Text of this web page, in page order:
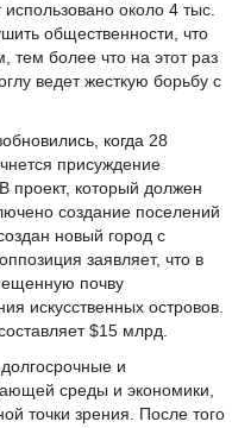
около 4 тыс.
общественности, что
тем более что на этот раз
ведет жесткую борьбу с
когда 28
присуждение
проект, который должен
создание поселений
новый город с
заявляет, что в
почву
искусственных островов.
$15 млрд.
и
среды и экономики,
точки зрения. После того